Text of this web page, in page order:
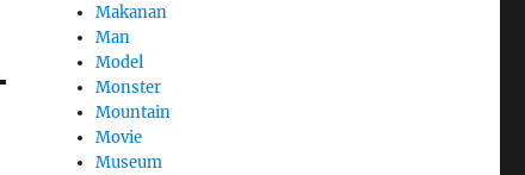
Makanan
Man
Model
Monster
Mountain
Movie
Museum